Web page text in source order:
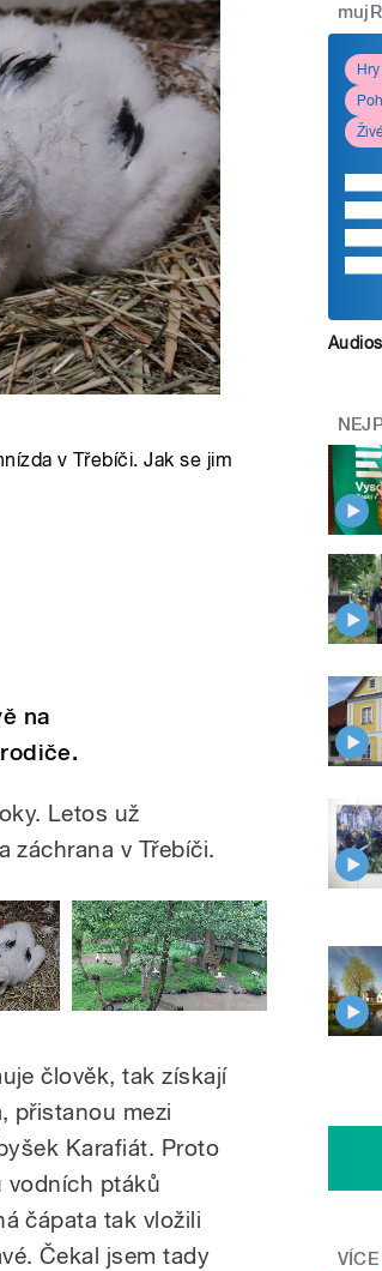
v Třebíči. Jak se jim
na
Letos už
záchrana v Třebíči.
člověk, tak získají
přistanou mezi
Karafiát. Proto
vodních ptáků
čápata tak vložili
Čekal jsem tady